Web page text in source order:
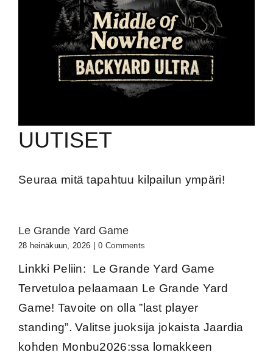
UUTISET
Seuraa mitä tapahtuu kilpailun ympäri!
Le Grande Yard Game
28 heinäkuun, 2026 0 Comments
Linkki Peliin: Le Grande Yard Game
Tervetuloa pelaamaan Le Grande Yard
Game! Tavoite on olla ”last player
standing”. Valitse juoksija jokaista Jaardia
kohden Monbu2026:ssa lomakkeen